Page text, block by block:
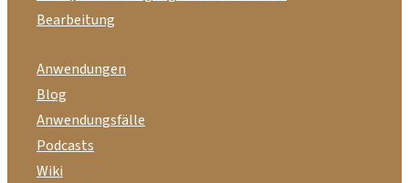
Bearbeitung
Anwendungen
Blog
Anwendungsfälle
Podcasts
Wiki